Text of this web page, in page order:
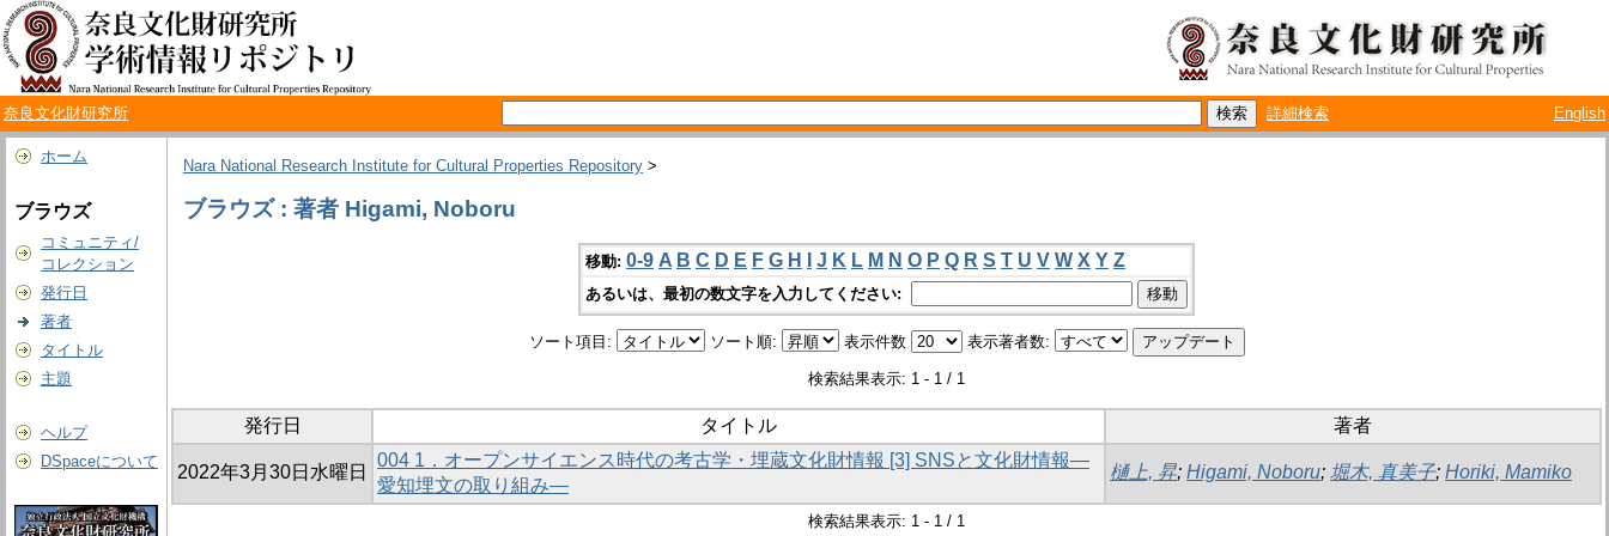
奈良文化財研究所 詳細検索 English
ホーム
ブラウズ
コミュニティ/
コレクション
発行日
著者
タイトル
主題
ヘルプ
DSpaceについて
Nara National Research Institute for Cultural Properties Repository >
ブラウズ : 著者 Higami, Noboru
移動: 0-9 A B C D E F G H J K L M N O P Q R S T U V W X Y Z
あるいは、最初の数文字を入力してください:
ソート項目: ソート順: 表示件数 表示著者数:
検索結果表示: 1 - 1 / 1
発行日 タイトル 著者
2022年3月30日水曜日
004 1．オープンサイエンス時代の考古学・埋蔵文化財情報 [3] SNSと文化財情報―
愛知埋文の取り組み―
樋上, 昇; Higami, Noboru; 堀木, 真美子; Horiki, Mamiko
検索結果表示: 1 - 1 / 1